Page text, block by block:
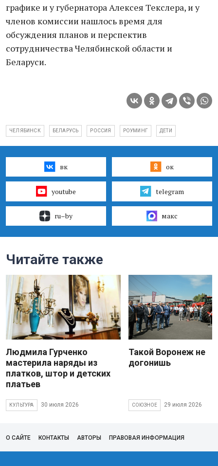
графике и у губернатора Алексея Текслера, и у
членов комиссии нашлось время для
обсуждения планов и перспектив
сотрудничества Челябинской области и
Беларуси.
ЧЕЛЯБИНСК БЕЛАРУСЬ РОССИЯ РОУМИНГ ДЕТИ
вк ок
youtube telegram
ru–by макс
Читайте также
Людмила Гурченко
мастерила наряды из
платков, штор и детских
платьев
КУЛЬТУРА 30 июля 2026
Такой Воронеж не
догонишь
СОЮЗНОЕ 29 июля 2026
О САЙТЕ КОНТАКТЫ АВТОРЫ ПРАВОВАЯ ИНФОРМАЦИЯ